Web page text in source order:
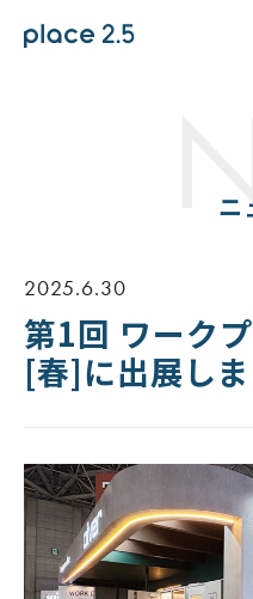
ニ
2025.6.30
第1回 ワーク
[春]に出展し